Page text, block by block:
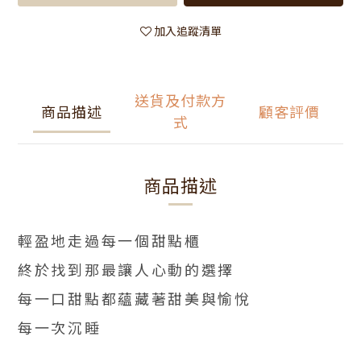
加入追蹤清單
商品描述
送貨及付款方
式
顧客評價
商品描述
輕盈地走過每一個甜點櫃
終於找到那最讓人心動的選擇
每一口甜點都蘊藏著甜美與愉悅
每一次沉睡